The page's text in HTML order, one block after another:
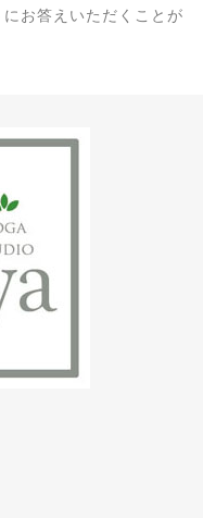
お答えいただくことが